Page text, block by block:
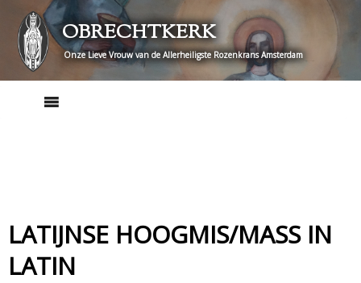
content
OBRECHTKERK
Onze Lieve Vrouw van de Allerheiligste Rozenkrans Amsterdam
LATIJNSE HOOGMIS/MASS IN
LATIN